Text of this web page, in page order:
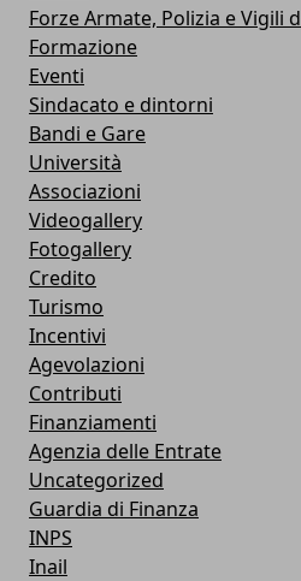
Forze Armate, Polizia e Vigili
Formazione
Eventi
Sindacato e dintorni
Bandi e Gare
Università
Associazioni
Videogallery
Fotogallery
Credito
Turismo
Incentivi
Agevolazioni
Contributi
Finanziamenti
Agenzia delle Entrate
Uncategorized
Guardia di Finanza
INPS
Inail